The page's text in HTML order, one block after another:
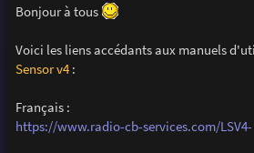
s
s
g
e
Bonjour à tous
Voici les liens accédants aux manuels
Sensor v4:
Français :
https://www.radio-cb-services.com/